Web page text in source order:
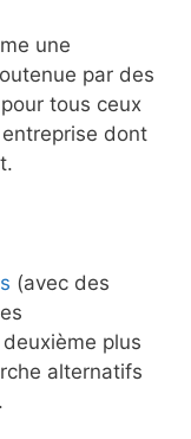
une
par des
tous ceux
dont
(avec des
plus
alternatifs